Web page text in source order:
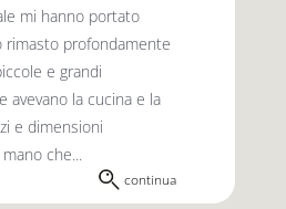
mi hanno portato
rimasto profondamente
e grandi
avevano la cucina e la
e dimensioni
che...
continua